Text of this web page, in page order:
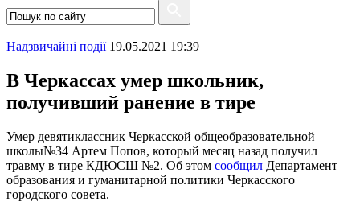
Надзвичайні події 19.05.2021 19:39
В Черкассах умер школьник,
получивший ранение в тире
Умер девятиклассник Черкасской общеобразовательной
школы№34 Артем Попов, который месяц назад получил
травму в тире КДЮСШ №2. Об этом сообщил Департамент
образования и гуманитарной политики Черкасского
городского совета.